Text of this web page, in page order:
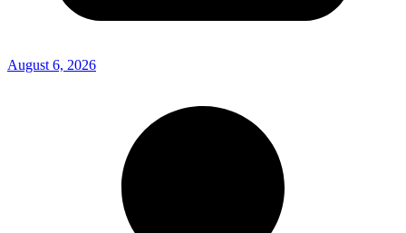
August 6, 2026